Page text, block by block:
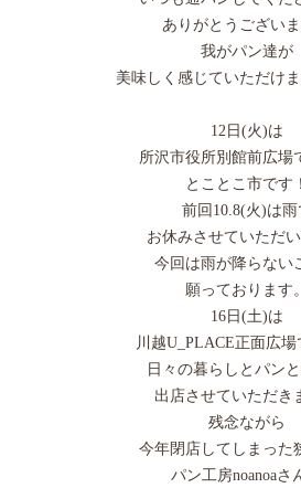
ありがとうございま
我がパン達が
美味しく感じていただけま
12日(火)は
所沢市役所別館前広場
とことこ市です！
前回10.8(火)は雨
お休みさせていただ
今回は雨が降らない
願っております。
16日(土)は
川越U_PLACE正面広
日々の暮らしとパン
出店させていただき
残念ながら
今年閉店してしまった
パン工房noanoaさ